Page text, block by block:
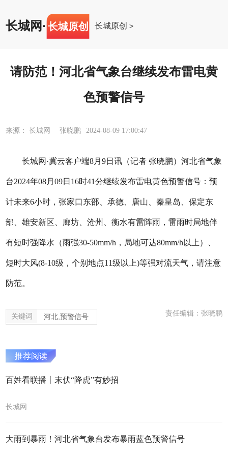
长城网· 长城原创 长城原创 >
请防范！河北省气象台继续发布雷电黄
色预警信号
来源： 长城网 张晓鹏 2024-08-09 17:00:47
长城网·冀云客户端8月9日讯（记者 张晓鹏）河北省气象
台2024年08月09日16时41分继续发布雷电黄色预警信号：预
计未来6小时，张家口东部、承德、唐山、秦皇岛、保定东
部、雄安新区、廊坊、沧州、衡水有雷阵雨，雷雨时局地伴
有短时强降水（雨强30-50mm/h，局地可达80mm/h以上）、
短时大风(8-10级，个别地点11级以上)等强对流天气，请注意
防范。
关键词 河北,预警信号 责任编辑：张晓鹏
推荐阅读
百姓看联播丨末伏“降虎”有妙招
长城网
大雨到暴雨！河北省气象台发布暴雨蓝色预警信号